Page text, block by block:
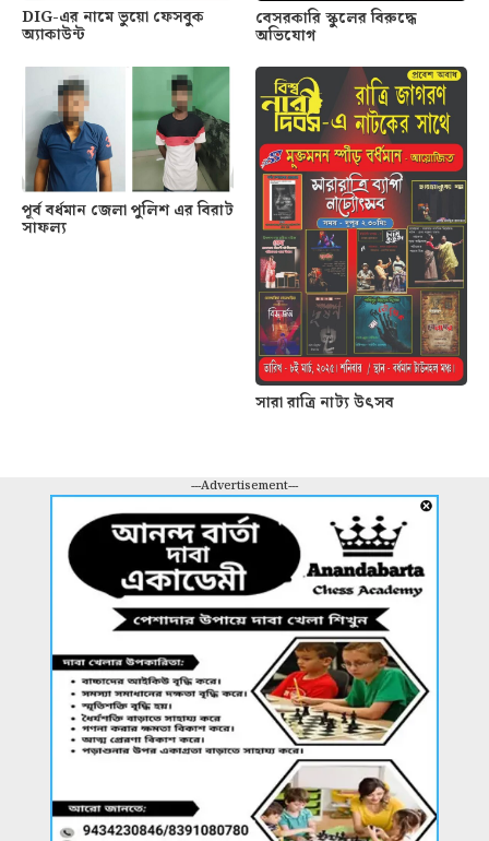
DIG-এর নামে ভুয়ো ফেসবুক
অ্যাকাউন্ট
বেসরকারি স্কুলের বিরুদ্ধে
অভিযোগ
পূর্ব বর্ধমান জেলা পুলিশ এর বিরাট
সাফল্য
সারা রাত্রি নাট্য উৎসব
---Advertisement---